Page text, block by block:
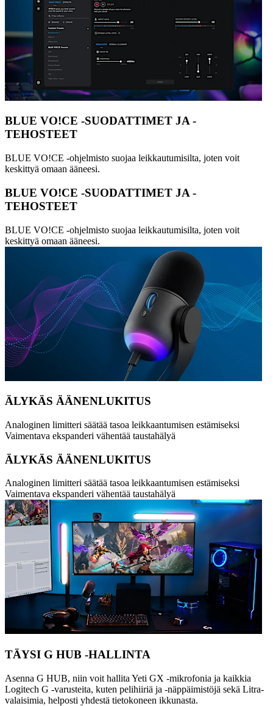
BLUE VO!CE -SUODATTIMET JA -
TEHOSTEET
BLUE VO!CE -ohjelmisto suojaa leikkautumisilta, joten voit
keskittyä omaan ääneesi.
BLUE VO!CE -SUODATTIMET JA -
TEHOSTEET
BLUE VO!CE -ohjelmisto suojaa leikkautumisilta, joten voit
keskittyä omaan ääneesi.
ÄLYKÄS ÄÄNENLUKITUS
Analoginen limitteri säätää tasoa leikkaantumisen estämiseksi
Vaimentava ekspanderi vähentää taustahälyä
ÄLYKÄS ÄÄNENLUKITUS
Analoginen limitteri säätää tasoa leikkaantumisen estämiseksi
Vaimentava ekspanderi vähentää taustahälyä
TÄYSI G HUB -HALLINTA
Asenna G HUB, niin voit hallita Yeti GX -mikrofonia ja kaikkia
Logitech G -varusteita, kuten pelihiiriä ja -näppäimistöjä sekä Litra-
valaisimia, helposti yhdestä tietokoneen ikkunasta.